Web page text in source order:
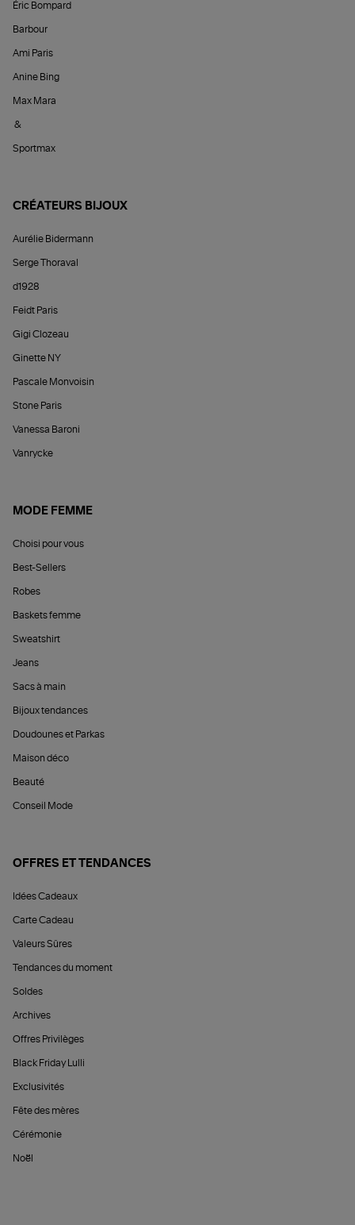
Éric Bompard
Barbour
Ami Paris
Anine Bing
Max Mara
&
Sportmax
CRÉATEURS BIJOUX
Aurélie Bidermann
Serge Thoraval
d1928
Feidt Paris
Gigi Clozeau
Ginette NY
Pascale Monvoisin
Stone Paris
Vanessa Baroni
Vanrycke
MODE FEMME
Choisi pour vous
Best-Sellers
Robes
Baskets femme
Sweatshirt
Jeans
Sacs à main
Bijoux tendances
Doudounes et Parkas
Maison déco
Beauté
Conseil Mode
OFFRES ET TENDANCES
Idées Cadeaux
Carte Cadeau
Valeurs Sûres
Tendances du moment
Soldes
Archives
Offres Privilèges
Black Friday Lulli
Exclusivités
Fête des mères
Cérémonie
Noël